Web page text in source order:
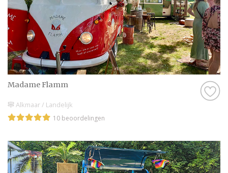
culinaire beleving vol
sfeer
Het hoofdthema van deze tekst is de
culinaire beleving. Dankzij live cooking
kunnen gasten van dichtbij zien hoe vers
bereide gerechten worden klaargemaakt,
levendige sfeer. Een foodtruck voor bruiloft
biedt volop mogelijkheden om een
een luxe foodtruck met verfijnde
specialiteiten, een foodtruck met
Madame Flamm
Alkmaar / Landelijk
10 beoordelingen